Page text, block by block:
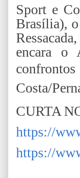
Sport e
Brasília),
encara o
Costa/
CURTA
https://
https://